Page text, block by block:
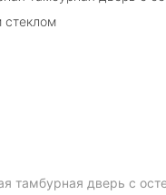
тамбурная дверь с